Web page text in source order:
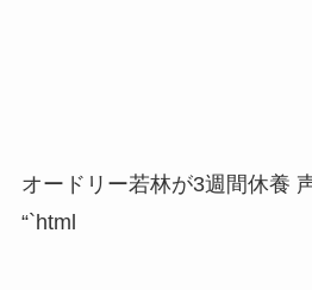
オードリー若林が3週間休養
“`html